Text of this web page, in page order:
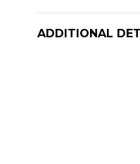
ADDITIONAL